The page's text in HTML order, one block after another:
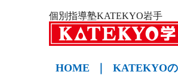
個別指導塾KATEKYO岩手
HOME KATEKYO